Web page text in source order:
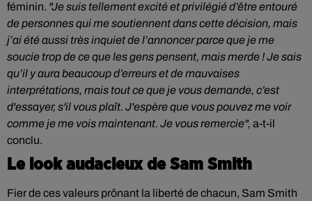
féminin. "Je suis tellement excité et privilégié d’être entouré
de personnes qui me soutiennent dans cette décision, mais
j’ai été aussi très inquiet de l’annoncer parce que je me
soucie trop de ce que les gens pensent, mais merde ! Je sais
qu’il y aura beaucoup d’erreurs et de mauvaises
interprétations, mais tout ce que je vous demande, c’est
d'essayer, s'il vous plaît. J'espère que vous pouvez me voir
comme je me vois maintenant. Je vous remercie", a-t-il
conclu.
Le look audacieux de Sam Smith
Fier de ces valeurs prônant la liberté de chacun, Sam Smith